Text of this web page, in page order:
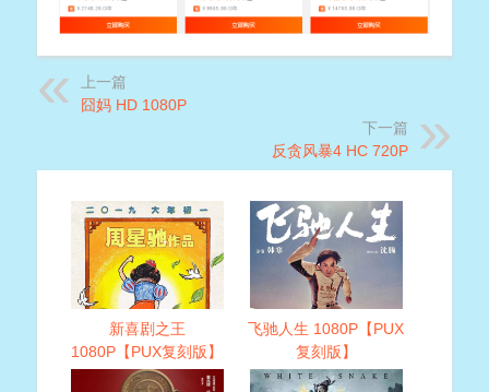
上一篇
囧妈 HD 1080P
下一篇
反贪风暴4 HC 720P
新喜剧之王
1080P【PUX复刻版】
飞驰人生 1080P【PUX
复刻版】